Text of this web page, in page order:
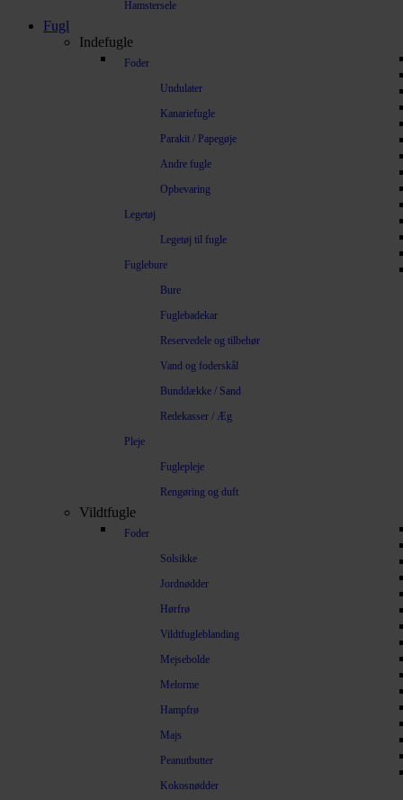
Hamstersele
Fugl
Indefugle
Foder
Undulater
Kanariefugle
Parakit / Papegøje
Andre fugle
Opbevaring
Legetøj
Legetøj til fugle
Fuglebure
Bure
Fuglebadekar
Reservedele og tilbehør
Vand og foderskål
Bunddække / Sand
Redekasser / Æg
Pleje
Fuglepleje
Rengøring og duft
Vildtfugle
Foder
Solsikke
Jordnødder
Hørfrø
Vildtfugleblanding
Mejsebolde
Melorme
Hampfrø
Majs
Peanutbutter
Kokosnødder